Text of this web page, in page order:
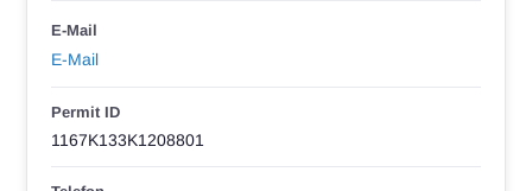
E-Mail
E-Mail
Permit ID
1167K133K1208801